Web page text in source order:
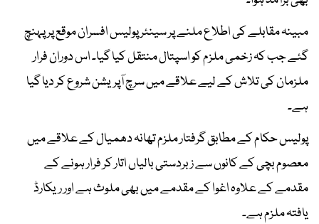
مبینہ مقابلے کی اطلاع ملنے پر سینئر پولیس افسران موقع پر پہنچ
گئے جب کہ زخمی ملزم کو اسپتال منتقل کیا گیا۔ اس دوران فرار
ملزمان کی تلاش کے لیے علاقے میں سرچ آپریشن شروع کر دیا گیا
ہے۔
پولیس حکام کے مطابق گرفتار ملزم تھانہ دھمیال کے علاقے میں
معصوم بچی کے کانوں سے زبردستی بالیاں اتار کر فرار ہونے کے
مقدمے کے علاوہ اغوا کے مقدمے میں بھی ملوث ہے اور ریکارڈ
یافتہ ملزم ہے۔